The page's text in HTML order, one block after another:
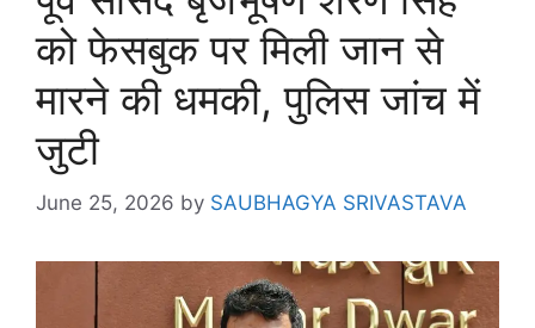
को फेसबुक पर मिली जान से
मारने की धमकी, पुलिस जांच में
जुटी
June 25, 2026 by SAUBHAGYA SRIVASTAVA